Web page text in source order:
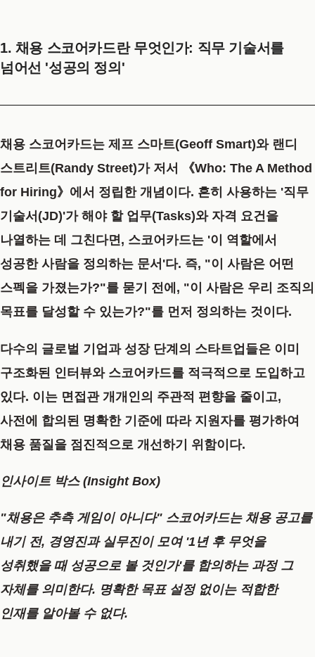
1. 채용 스코어카드란 무엇인가: 직무 기술서를
넘어선 '성공의 정의'
채용 스코어카드는 제프 스마트(Geoff Smart)와 랜디
스트리트(Randy Street)가 저서
《Who: The A Method
for Hiring》 에서 정립한 개념이다. 흔히 사용하는 '직무
기술서(JD)'가 해야 할 업무(Tasks)와 자격 요건을
나열하는 데 그친다면, 스코어카드는 '이 역할에서
성공한 사람을 정의하는 문서'다. 즉, "이 사람은 어떤
스펙을 가졌는가?"를 묻기 전에, "이 사람은 우리 조직의
목표를 달성할 수 있는가?"를 먼저 정의하는 것이다.
다수의 글로벌 기업과 성장 단계의 스타트업들은 이미
구조화된 인터뷰와 스코어카드를 적극적으로 도입하고
있다. 이는 면접관 개개인의 주관적 편향을 줄이고,
사전에 합의된 명확한 기준에 따라 지원자를 평가하여
채용 품질을 점진적으로 개선하기 위함이다.
인사이트 박스 (Insight Box)
"채용은 추측 게임이 아니다" 스코어카드는 채용 공고를
내기 전, 경영진과 실무진이 모여 '1년 후 무엇을
성취했을 때 성공으로 볼 것인가'를 합의하는 과정 그
자체를 의미한다. 명확한 목표 설정 없이는 적합한
인재를 알아볼 수 없다.